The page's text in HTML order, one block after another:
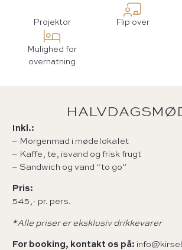
Projektor Flip over
Mulighed for
overnatning
Inkl.:
– Morgenmad i mødelokalet
– Kaffe, te, isvand og frisk frugt
– Sandwich og vand “to go”
Pris:
545,- pr. pers.
*Alle priser er eksklusiv drikkevarer
For booking, kontakt os på: